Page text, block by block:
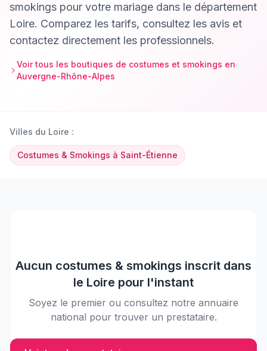
smokings pour votre mariage dans le département
Loire. Comparez les tarifs, consultez les avis et
contactez directement les professionnels.
Voir tous les boutiques de costumes et smokings en
Auvergne-Rhône-Alpes
Villes du Loire :
Costumes & Smokings à Saint-Étienne
Aucun costumes & smokings inscrit dans
le Loire pour l'instant
Soyez le premier ou consultez notre annuaire
national pour trouver un prestataire.